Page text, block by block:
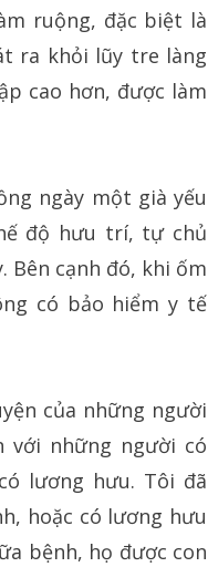
ruộng, đặc biệt là
ra khỏi lũy tre làng
cao hơn, được làm
ngày một già yếu
độ hưu trí, tự chủ
cạnh đó, khi ốm
có bảo hiểm y tế
của những người
với những người có
lương hưu. Tôi đã
hoặc có lương hưu
bệnh, họ được con